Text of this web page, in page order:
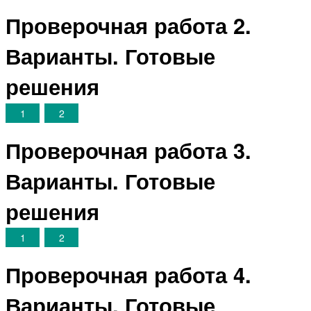
Проверочная работа 2.
Варианты. Готовые
решения
1 2
Проверочная работа 3.
Варианты. Готовые
решения
1 2
Проверочная работа 4.
Варианты. Готовые